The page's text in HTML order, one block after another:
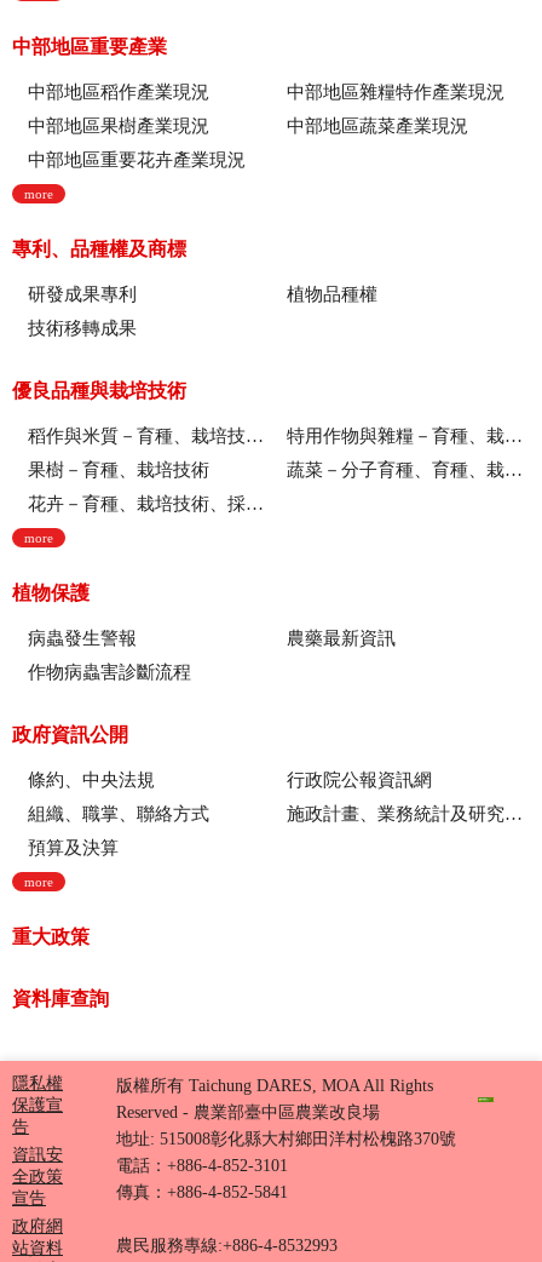
中部地區重要產業
中部地區稻作產業現況
中部地區雜糧特作產業現況
中部地區果樹產業現況
中部地區蔬菜產業現況
中部地區重要花卉產業現況
more
專利、品種權及商標
研發成果專利
植物品種權
技術移轉成果
優良品種與栽培技術
稻作與米質－育種、栽培技術、綜合、稻米品質
特用作物與雜糧－育種、栽培技術
果樹－育種、栽培技術
蔬菜－分子育種、育種、栽培技術
花卉－育種、栽培技術、採後技術、組織培養、園藝療育、產業推廣
more
植物保護
病蟲發生警報
農藥最新資訊
作物病蟲害診斷流程
政府資訊公開
條約、中央法規
行政院公報資訊網
組織、職掌、聯絡方式
施政計畫、業務統計及研究報告
預算及決算
more
重大政策
資料庫查詢
隱私權
保護宣
告
資訊安
全政策
宣告
政府網
站資料
版權所有 Taichung DARES, MOA All Rights
Reserved - 農業部臺中區農業改良場
地址: 515008彰化縣大村鄉田洋村松槐路370號
電話：+886-4-852-3101
傳真：+886-4-852-5841
農民服務專線:+886-4-8532993